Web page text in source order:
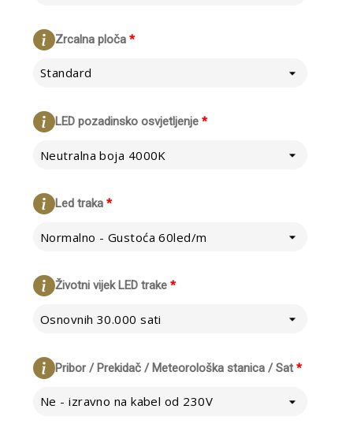
*
Zrcalna ploča
Standard
*
LED pozadinsko osvjetljenje
Neutralna boja 4000K
*
Led traka
Normalno - Gustoća 60led/m
*
Životni vijek LED trake
Osnovnih 30.000 sati
*
Pribor / Prekidač / Meteorološka stanica / Sat
Ne - izravno na kabel od 230V